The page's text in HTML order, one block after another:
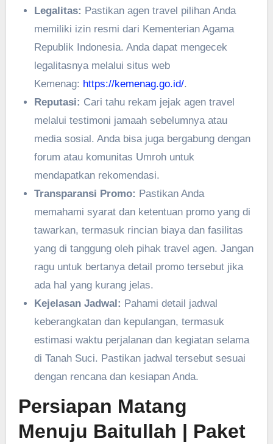
Legalitas: Pastikan agen travel pilihan Anda
memiliki izin resmi dari Kementerian Agama
Republik Indonesia. Anda dapat mengecek
legalitasnya melalui situs web
Kemenag: https://kemenag.go.id/.
Reputasi: Cari tahu rekam jejak agen travel
melalui testimoni jamaah sebelumnya atau
media sosial. Anda bisa juga bergabung dengan
forum atau komunitas Umroh untuk
mendapatkan rekomendasi.
Transparansi Promo: Pastikan Anda
memahami syarat dan ketentuan promo yang di
tawarkan, termasuk rincian biaya dan fasilitas
yang di tanggung oleh pihak travel agen. Jangan
ragu untuk bertanya detail promo tersebut jika
ada hal yang kurang jelas.
Kejelasan Jadwal: Pahami detail jadwal
keberangkatan dan kepulangan, termasuk
estimasi waktu perjalanan dan kegiatan selama
di Tanah Suci. Pastikan jadwal tersebut sesuai
dengan rencana dan kesiapan Anda.
Persiapan Matang
Menuju Baitullah | Paket